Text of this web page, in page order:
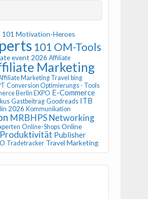
101 Motivation-Heroes
101 OM-Tools
event 2026 Affiliate
Marketing
Marketing Travel bing
Conversion Optimierungs - Tools
Berlin EXPO E-Commerce
Gastbeitrag Goodreads ITB
2026 Kommunikation
MRBHPS Networking
Online-Shops Online
Produktivität Publisher
Tradetracker Travel Marketing